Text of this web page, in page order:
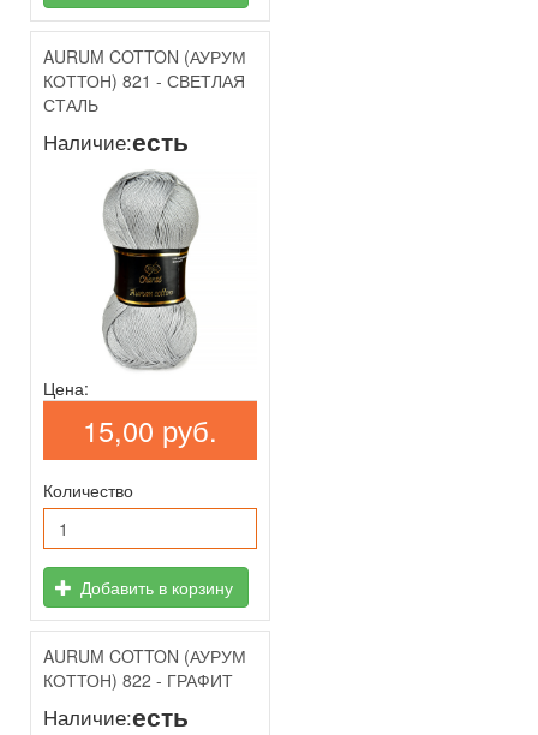
AURUM COTTON (АУРУМ
КОТТОН) 821 - СВЕТЛАЯ
СТАЛЬ
Наличие:есть
Цена:
15,00 руб.
Количество
Добавить в корзину
AURUM COTTON (АУРУМ
КОТТОН) 822 - ГРАФИТ
Наличие:есть